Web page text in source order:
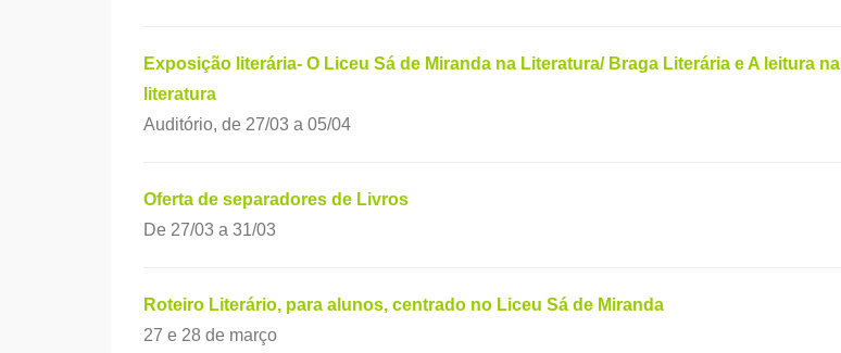
Exposição literária- O Liceu Sá de Miranda na Literatura/ Braga Literária e A leitura na
literatura
Auditório, de 27/03 a 05/04
Oferta de separadores de Livros
De 27/03 a 31/03
Roteiro Literário, para alunos, centrado no Liceu Sá de Miranda
27 e 28 de março